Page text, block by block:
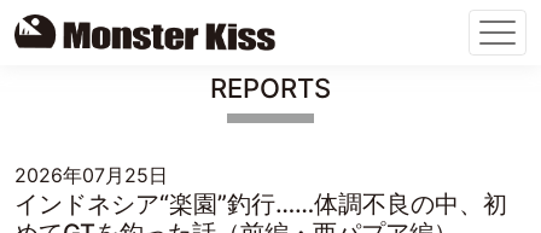
REPORTS
2026年07月25日
インドネシア“楽園”釣行……体調不良の中、初